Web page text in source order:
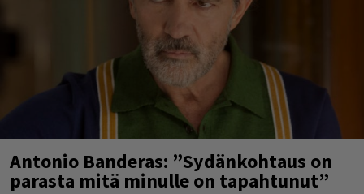
Antonio Banderas: ”Sydänkohtaus on
parasta mitä minulle on tapahtunut”